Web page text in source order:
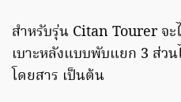
สำหรับรุ่น Citan Tourer จะ
เบาะหลังแบบพับแยก 3 ส่วน
โดยสาร เป็นต้น